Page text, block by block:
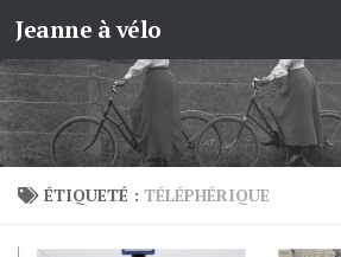
Skip to content
Jeanne à vélo
ÉTIQUETÉ : TÉLÉPHÉRIQUE